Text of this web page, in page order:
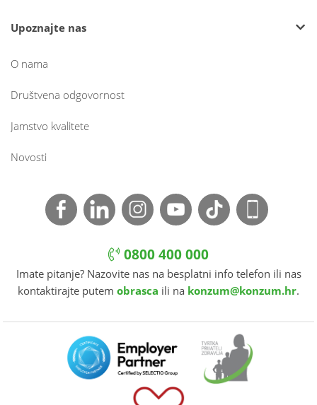
Upoznajte nas
O nama
Društvena odgovornost
Jamstvo kvalitete
Novosti
0800 400 000
Imate pitanje? Nazovite nas na besplatni info telefon ili nas
kontaktirajte putem obrasca ili na konzum@konzum.hr.